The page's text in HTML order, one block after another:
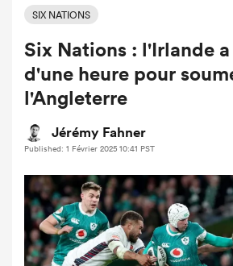
SIX NATIONS
Six Nations : l'Irlande
d'une heure pour
l'Angleterre
Jérémy Fahner
Published: 1 Février 2025 10:41 PST